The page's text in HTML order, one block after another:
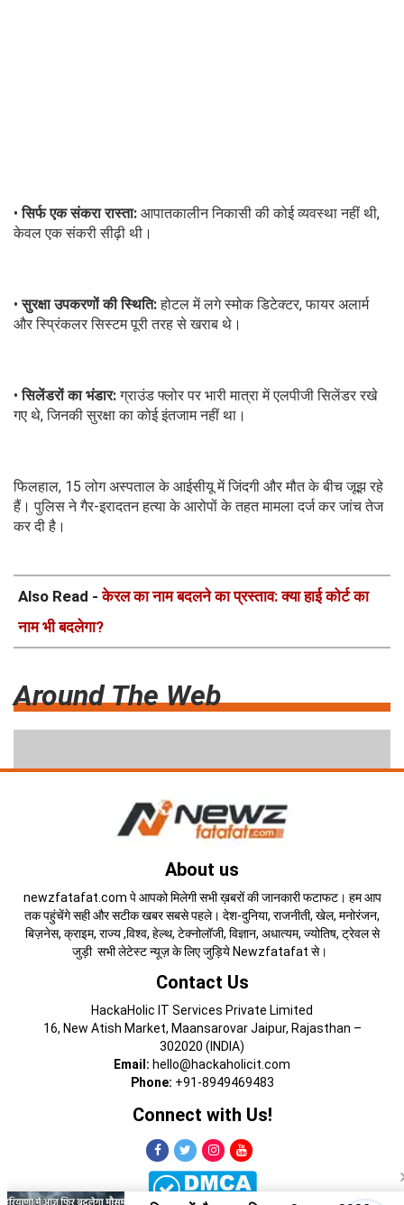
•सिर्फ एक संकरा रास्ता: आपातकालीन निकासी की कोई व्यवस्था नहीं थी,
केवल एक संकरी सीढ़ी थी।
•सुरक्षा उपकरणों की स्थिति:होटल में लगे स्मोक डिटेक्टर, फायर अलार्म
और स्प्रिंकलर सिस्टम पूरी तरह से खराब थे।
•सिलेंडरों का भंडार:ग्राउंड फ्लोर पर भारी मात्रा में एलपीजी सिलेंडर रखे
गए थे, जिनकी सुरक्षा का कोई इंतजाम नहीं था।
फिलहाल, 15 लोग अस्पताल के आईसीयू में जिंदगी और मौत के बीच जूझ रहे
हैं। पुलिस ने गैर-इरादतन हत्या के आरोपों के तहत मामला दर्ज कर जांच तेज
कर दी है।
Also Read -केरल का नाम बदलने का प्रस्ताव: क्या हाई कोर्ट का
नाम भी बदलेगा?
Around The Web
About us
newzfatafat.com पे आपको मिलेगी सभी ख़बरों की जानकारी फटाफट। हम आप
तक पहुंचेंगे सही और सटीक खबर सबसे पहले। देश-दुनिया, राजनीती, खेल, मनोरंजन,
बिज़नेस, क्राइम, राज्य ,विश्व, हेल्थ, टेक्नोलॉजी, विज्ञान, अधात्यम, ज्योतिष, ट्रेवल से
जुड़ी सभी लेटेस्ट न्यूज़ के लिए जुड़िये Newzfatafat से।
Contact Us
HackaHolic IT Services Private Limited
16, New Atish Market, Maansarovar Jaipur, Rajasthan –
302020 (INDIA)
Email: hello@hackaholicit.com
Phone: +91-8949469483
Connect with Us!